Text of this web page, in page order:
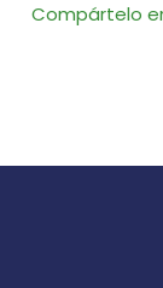
Compártelo